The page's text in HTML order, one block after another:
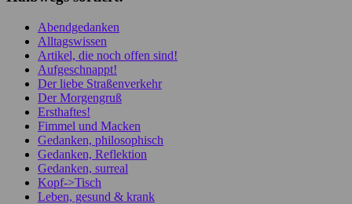
Abendgedanken
Alltagswissen
Artikel, die noch offen sind!
Aufgeschnappt!
Der liebe Straßenverkehr
Der Morgengruß
Ersthaftes!
Fimmel und Macken
Gedanken, philosophisch
Gedanken, Reflektion
Gedanken, surreal
Kopf->Tisch
Leben, gesund & krank